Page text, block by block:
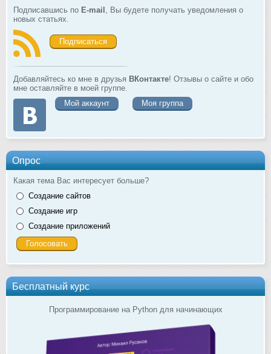
Подписавшись по E-mail , Вы будете получать уведомления о
новых статьях.
Подписаться
Добавляйтесь ко мне в друзья ВКонтакте! Отзывы о сайте и обо
мне оставляйте в моей группе.
Мой аккаунт
Моя группа
Опрос
Какая тема Вас интересует больше?
Создание сайтов
Создание игр
Создание приложений
Бесплатный курс
Программирование на Python для начинающих